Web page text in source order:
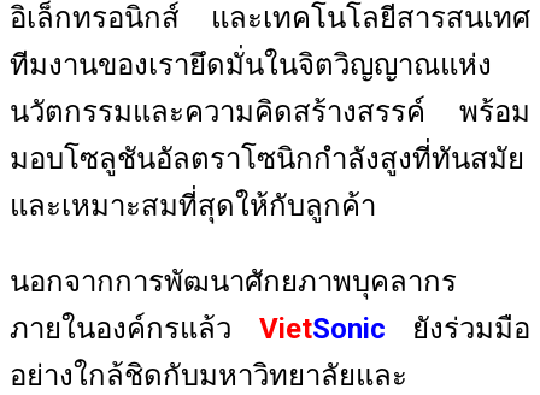
อิเล็กทรอนิกส์ และเทคโนโลยีสารสนเทศ
ทีมงานของเรายึดมั่นในจิตวิญญาณแห่ง
นวัตกรรมและความคิดสร้างสรรค์ พร้อม
มอบโซลูชันอัลตราโซนิกกำลังสูงที่ทันสมัย
และเหมาะสมที่สุดให้กับลูกค้า
นอกจากการพัฒนาศักยภาพบุคลากร
ภายในองค์กรแล้ว VietSonic ยังร่วมมือ
อย่างใกล้ชิดกับมหาวิทยาลัยและ